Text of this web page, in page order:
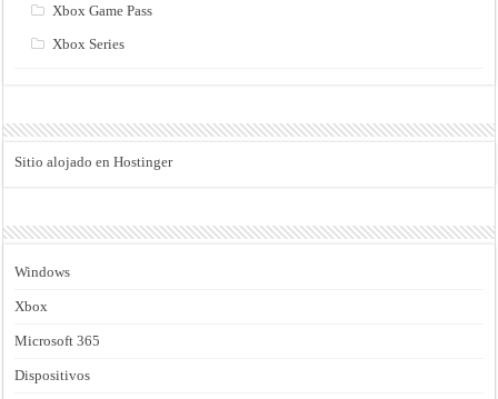
Xbox Game Pass
Xbox Series
Sitio alojado en Hostinger
Windows
Xbox
Microsoft 365
Dispositivos